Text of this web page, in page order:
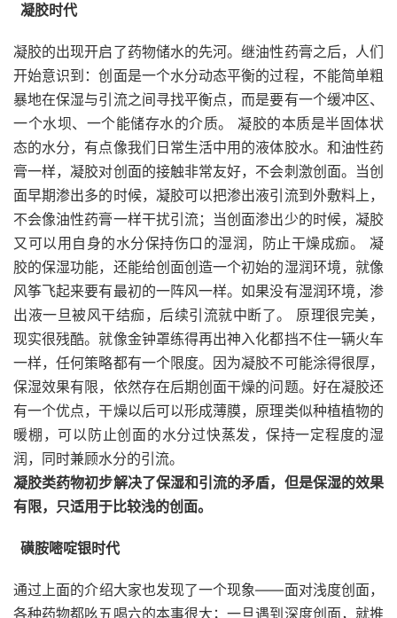
凝胶时代
凝胶的出现开启了药物储水的先河。继油性药膏之后，人们
开始意识到：创面是一个水分动态平衡的过程，不能简单粗
暴地在保湿与引流之间寻找平衡点，而是要有一个缓冲区、
一个水坝、一个能储存水的介质。 凝胶的本质是半固体状
态的水分，有点像我们日常生活中用的液体胶水。和油性药
膏一样，凝胶对创面的接触非常友好，不会刺激创面。当创
面早期渗出多的时候，凝胶可以把渗出液引流到外敷料上，
不会像油性药膏一样干扰引流；当创面渗出少的时候，凝胶
又可以用自身的水分保持伤口的湿润，防止干燥成痂。 凝
胶的保湿功能，还能给创面创造一个初始的湿润环境，就像
风筝飞起来要有最初的一阵风一样。如果没有湿润环境，渗
出液一旦被风干结痂，后续引流就中断了。 原理很完美，
现实很残酷。就像金钟罩练得再出神入化都挡不住一辆火车
一样，任何策略都有一个限度。因为凝胶不可能涂得很厚，
保湿效果有限，依然存在后期创面干燥的问题。好在凝胶还
有一个优点，干燥以后可以形成薄膜，原理类似种植植物的
暖棚，可以防止创面的水分过快蒸发，保持一定程度的湿
润，同时兼顾水分的引流。
凝胶类药物初步解决了保湿和引流的矛盾，但是保湿的效果
有限，只适用于比较浅的创面。
磺胺嘧啶银时代
通过上面的介绍大家也发现了一个现象——面对浅度创面，
各种药物都吆五喝六的本事很大；一旦遇到深度创面，就推